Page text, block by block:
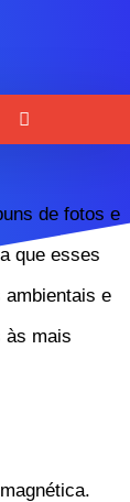
de fotos e
que esses
ambientais e
às mais